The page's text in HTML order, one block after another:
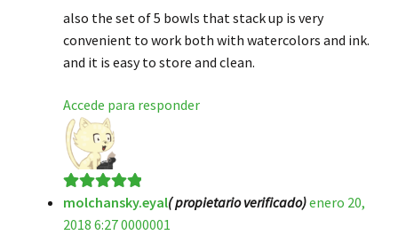
also the set of 5 bowls that stack up is very
convenient to work both with watercolors and ink.
and it is easy to store and clean.
Accede para responder
Valorado en5
de 5
molchansky.eyal( propietario verificado)enero 20,
2018 6:27 0000001